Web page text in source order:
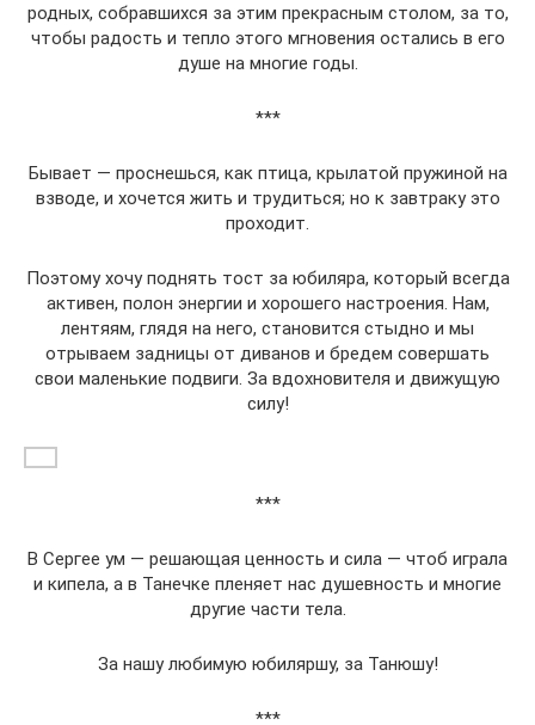
родных, собравшихся за этим прекрасным столом, за то,
чтобы радость и тепло этого мгновения остались в его
душе на многие годы.
***
Бывает — проснешься, как птица, крылатой пружиной на
взводе, и хочется жить и трудиться; но к завтраку это
проходит.
Поэтому хочу поднять тост за юбиляра, который всегда
активен, полон энергии и хорошего настроения. Нам,
лентяям, глядя на него, становится стыдно и мы
отрываем задницы от диванов и бредем совершать
свои маленькие подвиги. За вдохновителя и движущую
силу!
***
В Сергее ум — решающая ценность и сила — чтоб играла
и кипела, а в Танечке пленяет нас душевность и многие
другие части тела.
За нашу любимую юбиляршу, за Танюшу!
***